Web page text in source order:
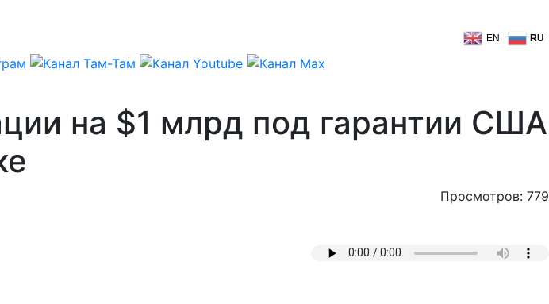
EN RU
на $1 млрд под гарантии США
Просмотров: 779